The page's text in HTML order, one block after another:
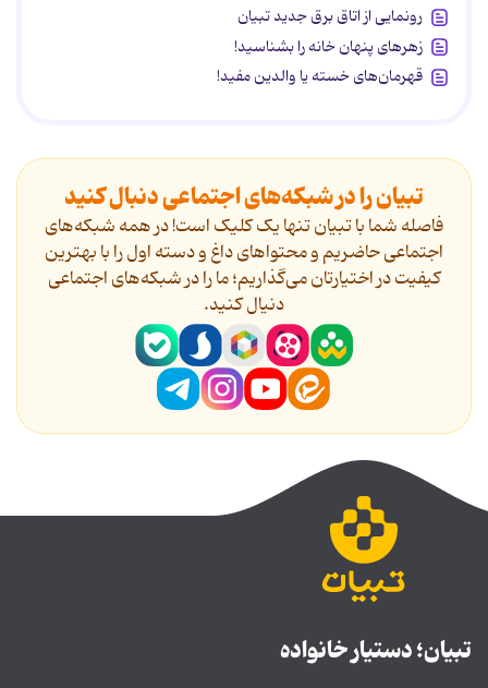
رونمایی از اتاق برق جدید تبیان
زهرهای پنهان خانه را بشناسید!
قهرمان‌های خسته یا والدین مفید!
تبیان را در شبکه‌های اجتماعی دنبال کنید
فاصله شما با تبیان تنها یک کلیک است! در همه شبکه‌های
اجتماعی حاضریم و محتواهای داغ و دسته اول را با بهترین
کیفیت در اختیارتان می‌گذاریم؛ ما را در شبکه‌های اجتماعی
دنیال کنید.
تبیان؛ دستیار خانواده